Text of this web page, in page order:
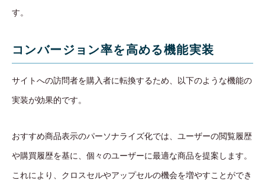
す。
コンバージョン率を高める機能実装
サイトへの訪問者を購入者に転換するため、以下のような機能の
実装が効果的です。
おすすめ商品表示のパーソナライズ化では、ユーザーの閲覧履歴
や購買履歴を基に、個々のユーザーに最適な商品を提案します。
これにより、クロスセルやアップセルの機会を増やすことができ